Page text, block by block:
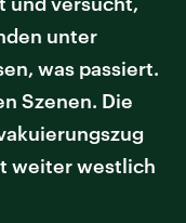
unter
was passiert.
Szenen. Die
weiter westlich